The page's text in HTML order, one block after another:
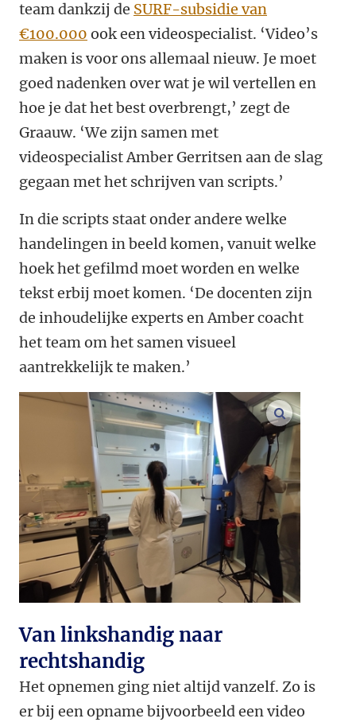
team dankzij de SURF-subsidie van
€100.000 ook een videospecialist. ‘Video’s
maken is voor ons allemaal nieuw. Je moet
goed nadenken over wat je wil vertellen en
hoe je dat het best overbrengt,’ zegt de
Graauw. ‘We zijn samen met
videospecialist Amber Gerritsen aan de slag
gegaan met het schrijven van scripts.’
In die scripts staat onder andere welke
handelingen in beeld komen, vanuit welke
hoek het gefilmd moet worden en welke
tekst erbij moet komen. ‘De docenten zijn
de inhoudelijke experts en Amber coacht
het team om het samen visueel
aantrekkelijk te maken.’
vergroot
Van linkshandig naar
rechtshandig
Het opnemen ging niet altijd vanzelf. Zo is
er bij een opname bijvoorbeeld een video